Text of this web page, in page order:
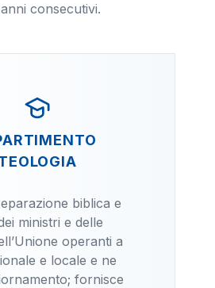
consecutivi.
biblica e
ministri e delle
operanti a
e locale e ne
fornisce